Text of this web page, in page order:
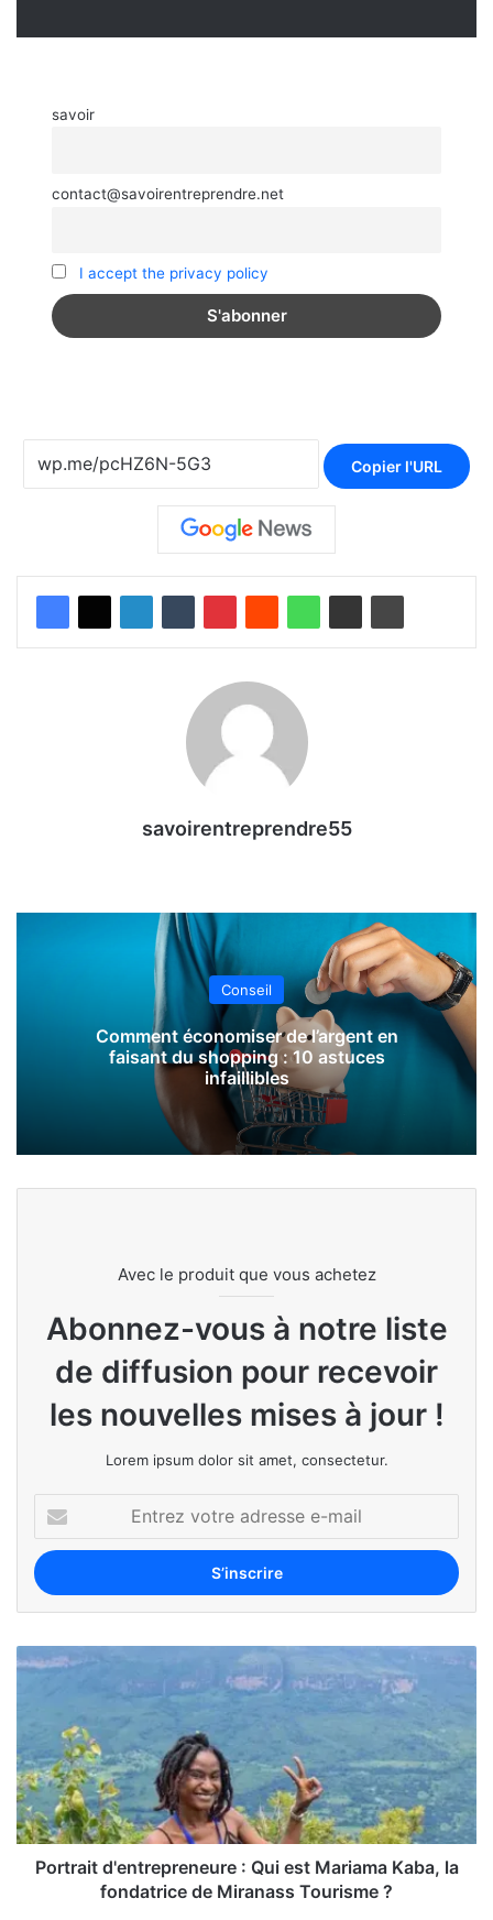
savoir
contact@savoirentreprendre.net
I accept the privacy policy
Copier l'URL
savoirentreprendre55
Conseil
Comment économiser de l’argent en
faisant du shopping : 10 astuces
infaillibles
Avec le produit que vous achetez
Abonnez-vous à notre liste
de diffusion pour recevoir
les nouvelles mises à jour !
Lorem ipsum dolor sit amet, consectetur.
Portrait d'entrepreneure : Qui est Mariama Kaba, la
fondatrice de Miranass Tourisme ?